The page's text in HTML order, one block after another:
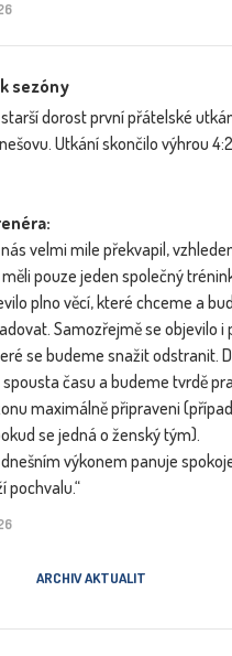
sezóny
dorost první přátelské
Utkání skončilo výhrou
velmi mile překvapil,
pouze jeden společný
plno věcí, které chceme a
Samozřejmě se objevilo i
se budeme snažit odstranit.
času a budeme tvrdě
maximálně připraveni
se jedná o ženský tým).
výkonem panuje
pochvalu.“
ARCHIV AKTUALIT